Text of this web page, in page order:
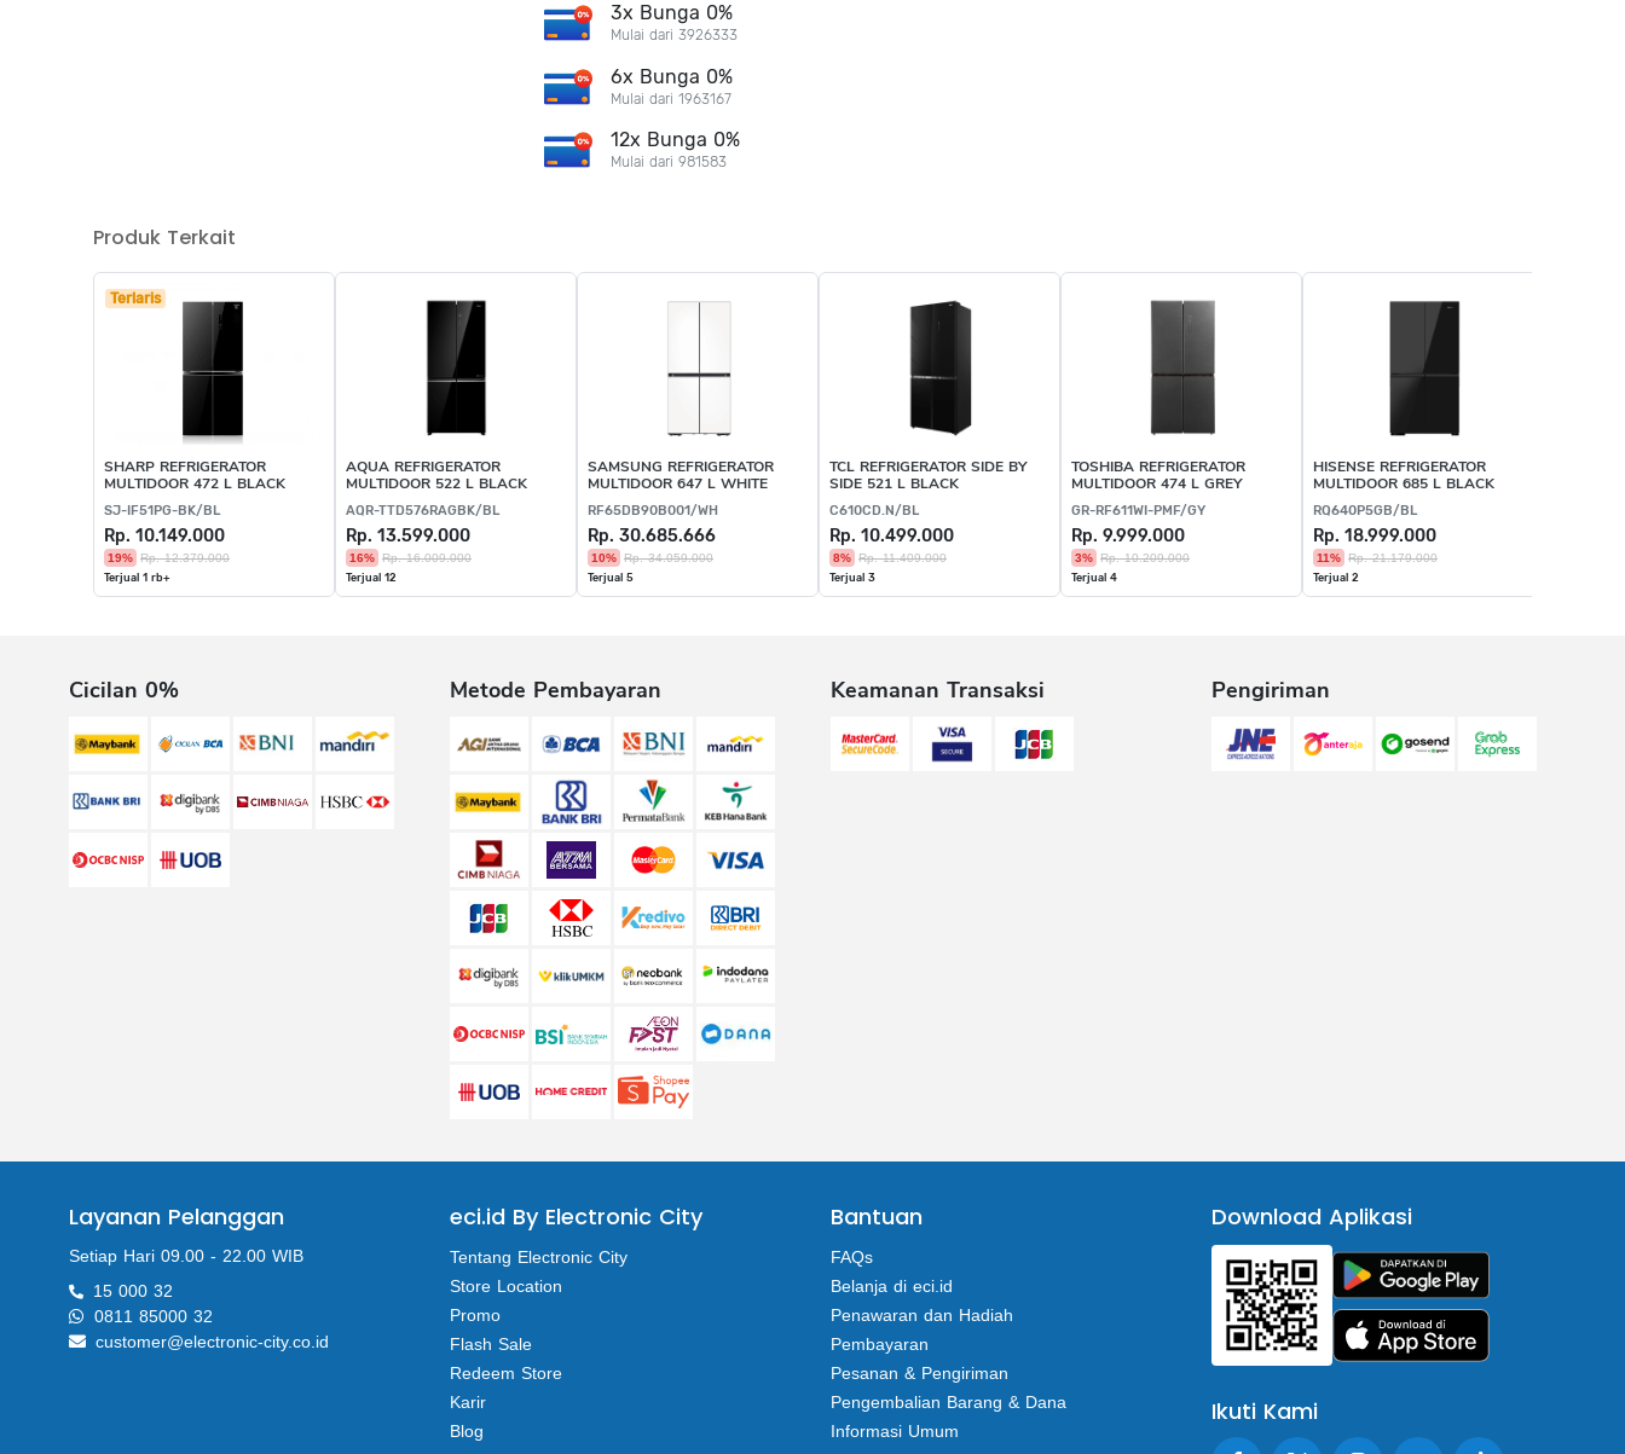
3x Bunga 0%
Mulai dari 3926333
6x Bunga 0%
Mulai dari 1963167
12x Bunga 0%
Mulai dari 981583
Produk Terkait
Terlaris
SHARP REFRIGERATOR
MULTIDOOR 472 L BLACK
SJ-IF51PG-BK/BL
Rp. 10.149.000
19% Rp. 12.379.000
Terjual 1 rb+
AQUA REFRIGERATOR
MULTIDOOR 522 L BLACK
AQR-TTD576RAGBK/BL
Rp. 13.599.000
16% Rp. 16.009.000
Terjual 12
SAMSUNG REFRIGERATOR
MULTIDOOR 647 L WHITE
RF65DB90B001/WH
Rp. 30.685.666
10% Rp. 34.059.000
Terjual 5
TCL REFRIGERATOR SIDE BY
SIDE 521 L BLACK
C610CD.N/BL
Rp. 10.499.000
8% Rp. 11.409.000
Terjual 3
TOSHIBA REFRIGERATOR
MULTIDOOR 474 L GREY
GR-RF611WI-PMF/GY
Rp. 9.999.000
3% Rp. 10.209.000
Terjual 4
HISENSE REFRIGERATOR
MULTIDOOR 685 L BLACK
RQ640P5GB/BL
Rp. 18.999.000
11% Rp. 21.179.000
Terjual 2
Cicilan 0% Metode Pembayaran Keamanan Transaksi Pengiriman
Layanan Pelanggan
Setiap Hari 09.00 - 22.00 WIB
15 000 32
0811 85000 32
customer@electronic-city.co.id
eci.id By Electronic City
Tentang Electronic City
Store Location
Promo
Flash Sale
Redeem Store
Karir
Blog
Bantuan
FAQs
Belanja di eci.id
Penawaran dan Hadiah
Pembayaran
Pesanan & Pengiriman
Pengembalian Barang & Dana
Informasi Umum
Download Aplikasi
Ikuti Kami